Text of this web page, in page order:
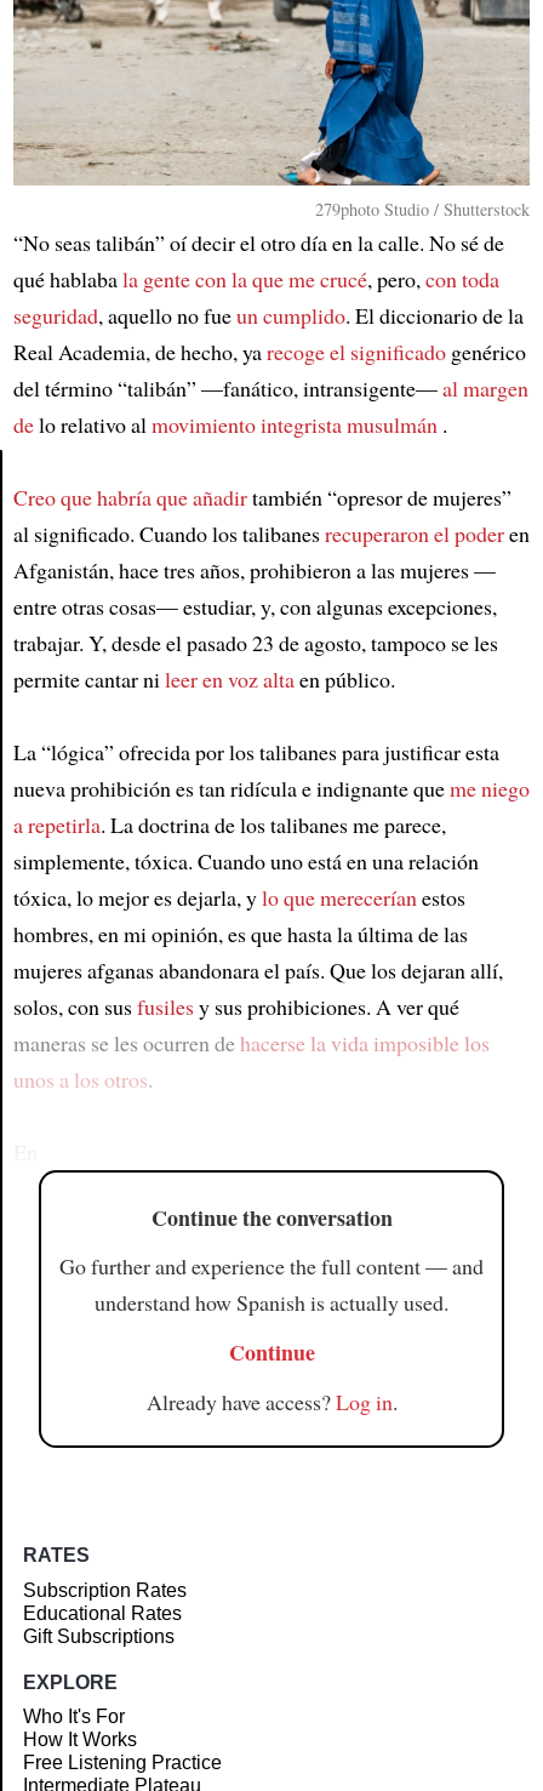
279photo Studio / Shutterstock
“No seas talibán” oí decir el otro día en la calle. No sé de
qué hablabala gente con la que me crucé, pero,con toda
seguridad, aquello no fueun cumplido. El diccionario de la
Real Academia, de hecho, yarecoge el significadogenérico
del término “talibán” —fanático, intransigente—al margen
delo relativo almovimiento integrista musulmán.
Creo que habría que añadirtambién “opresor de mujeres”
al significado. Cuando los talibanesrecuperaron el poderen
Afganistán, hace tres años, prohibieron a las mujeres —
entre otras cosas— estudiar, y, con algunas excepciones,
trabajar. Y, desde el pasado 23 de agosto, tampoco se les
permite cantar nileer en voz altaen público.
La “lógica” ofrecida por los talibanes para justificar esta
nueva prohibición es tan ridícula e indignante queme niego
a repetirla. La doctrina de los talibanes me parece,
simplemente, tóxica. Cuando uno está en una relación
tóxica, lo mejor es dejarla, ylo que mereceríanestos
hombres, en mi opinión, es que hasta la última de las
mujeres afganas abandonara el país. Que los dejaran allí,
solos, con susfusilesy sus prohibiciones. A ver qué
maneras se les ocurren dehacerse la vida imposible los
unos a los otros.
Continue the conversation
Go further and experience the full content — and
understand how Spanish is actually used.
Continue
Already have access?Log in.
RATES
Subscription Rates
Educational Rates
Gift Subscriptions
EXPLORE
Who It's For
How It Works
Free Listening Practice
Intermediate Plateau